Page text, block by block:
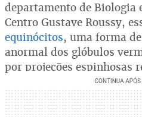
departamento de Biologia
Centro Gustave Roussy,
equinócitos, uma forma
anormal dos glóbulos
por projeções espinhosas